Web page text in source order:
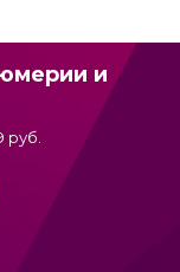
и
руб.